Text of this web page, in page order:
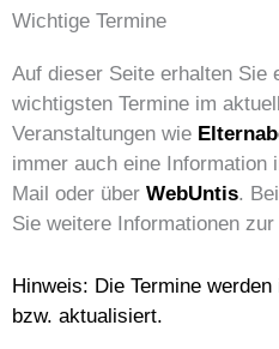
Wichtige Termine
Auf dieser Seite erhalten Sie
wichtigsten Termine im
Veranstaltungen wie
immer auch eine
Mail oder über WebUntis.
Sie weitere Informationen zur
Hinweis: Die Termine
bzw. aktualisiert.